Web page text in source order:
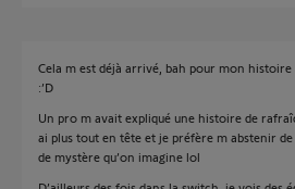
Cela m est déjà arrivé, bah pour mon
:’D
Un pro m avait expliqué une histoire de
ai plus tout en tête et je préfère m abstenir
de mystère qu’on imagine lol